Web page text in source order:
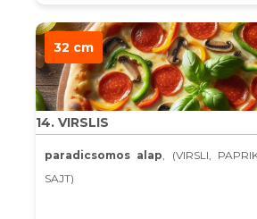
32 cm
14. VIRSLIS
paradicsomos alap, (VIRSLI,
SAJT)